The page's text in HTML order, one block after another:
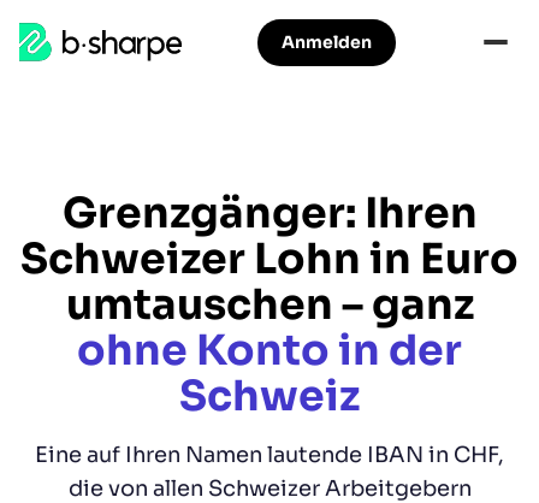
Zur
Zum
b-
sharpe
Anmelden
Grenzgänger: Ihren
Schweizer Lohn in Euro
umtauschen – ganz
ohne Konto in der
Schweiz
Eine auf Ihren Namen lautende IBAN in CHF,
die von allen Schweizer Arbeitgebern